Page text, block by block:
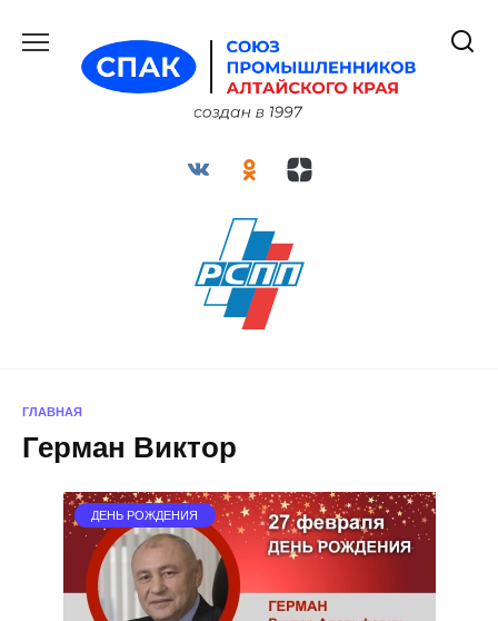
содержанию
ГЛАВНАЯ
Герман Виктор
ДЕНЬ РОЖДЕНИЯ